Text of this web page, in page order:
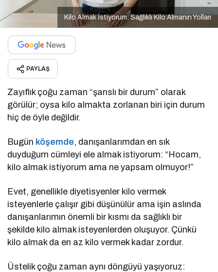
Kilo Almak İstiyorum: Sağlıklı Kilo Almanın Yolları
PAYLAŞ
Zayıflık çoğu zaman “şanslı bir durum” olarak
görülür; oysa kilo almakta zorlanan biri için durum
hiç de öyle değildir.
Bugün köşemde, danışanlarımdan en sık
duyduğum cümleyi ele almak istiyorum: “Hocam,
kilo almak istiyorum ama ne yapsam olmuyor!”
Evet, genellikle diyetisyenler kilo vermek
isteyenlerle çalışır gibi düşünülür ama işin aslında
danışanlarımın önemli bir kısmı da sağlıklı bir
şekilde kilo almak isteyenlerden oluşuyor. Çünkü
kilo almak da en az kilo vermek kadar zordur.
Üstelik çoğu zaman aynı döngüyü yaşıyoruz: